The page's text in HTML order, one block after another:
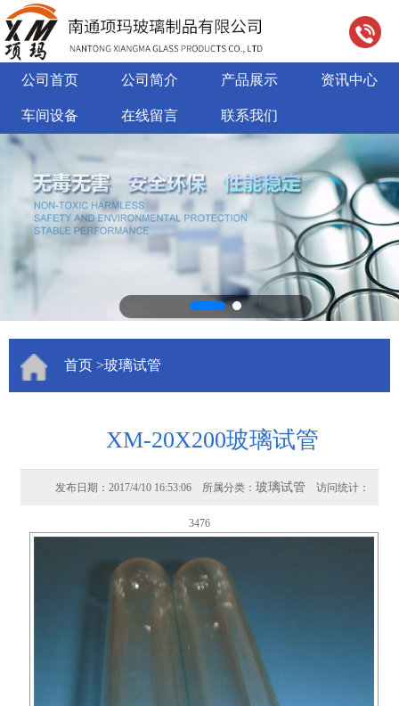
公司首页 公司简介 产品展示 资讯中心
车间设备 在线留言 联系我们
首页>玻璃试管
XM-20X200玻璃试管
发布日期：2017/4/10 16:53:06 所属分类： 玻璃试管 访问统计：
3476